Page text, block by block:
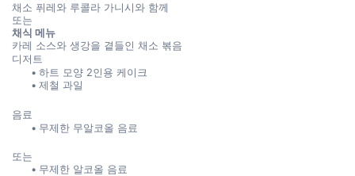
채소 퓌레와 루콜라 가니시와 함께
또는
채식 메뉴
카레 소스와 생강을 곁들인 채소 볶음
디저트
하트 모양 2인용 케이크
제철 과일
음료
무제한 무알코올 음료
또는
무제한 알코올 음료